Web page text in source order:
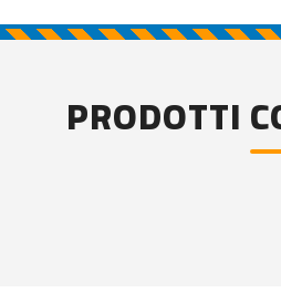
PRODOTTI